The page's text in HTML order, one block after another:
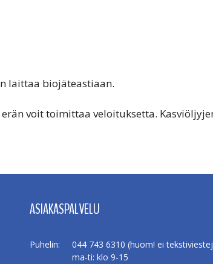
laittaa biojäteastiaan.
voit toimittaa veloituksetta.
ASIAKASPALVELU
Puhelin:
044 743 6310 (huom! ei
ma-ti: klo 9-15